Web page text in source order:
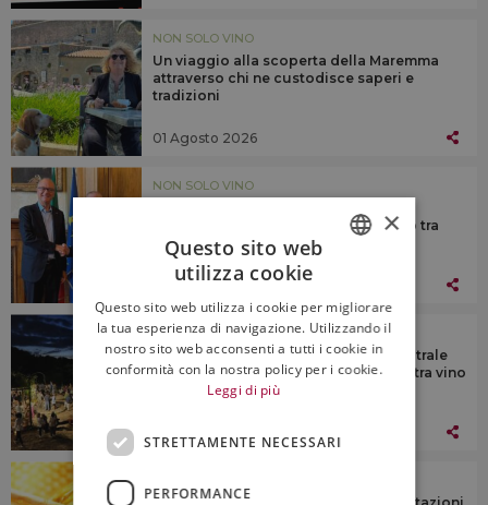
NON SOLO VINO
Un viaggio alla scoperta della Maremma
attraverso chi ne custodisce saperi e
tradizioni
01 Agosto 2026
NON SOLO VINO
professionale nelle scuole: l’accordo tra
Governo e Fipe
31 Luglio 2026
NON SOLO VINO
Dall’omaggio ad Artusi alla piece teatrale
sull’Etna, il primo weekend d’agosto tra vino
ENGLISH
×
Questo sito web
utilizza cookie
Questo sito web utilizza i cookie per migliorare
la tua esperienza di navigazione. Utilizzando il
nostro sito web acconsenti a tutti i cookie in
conformità con la nostra policy per i cookie.
Leggi di più
STRETTAMENTE NECESSARI
PERFORMANCE